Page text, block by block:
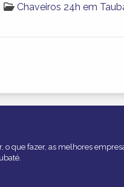
Chaveiros 24h em
que fazer, as melhores